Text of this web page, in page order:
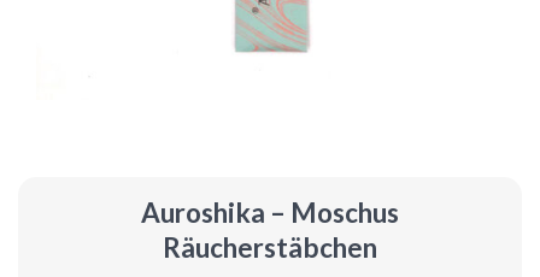
Auroshika – Moschus
Räucherstäbchen